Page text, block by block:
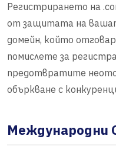
Регистрирането на
от защитата на
домейн, който
помислете за
предотвратите
объркване с
Международни